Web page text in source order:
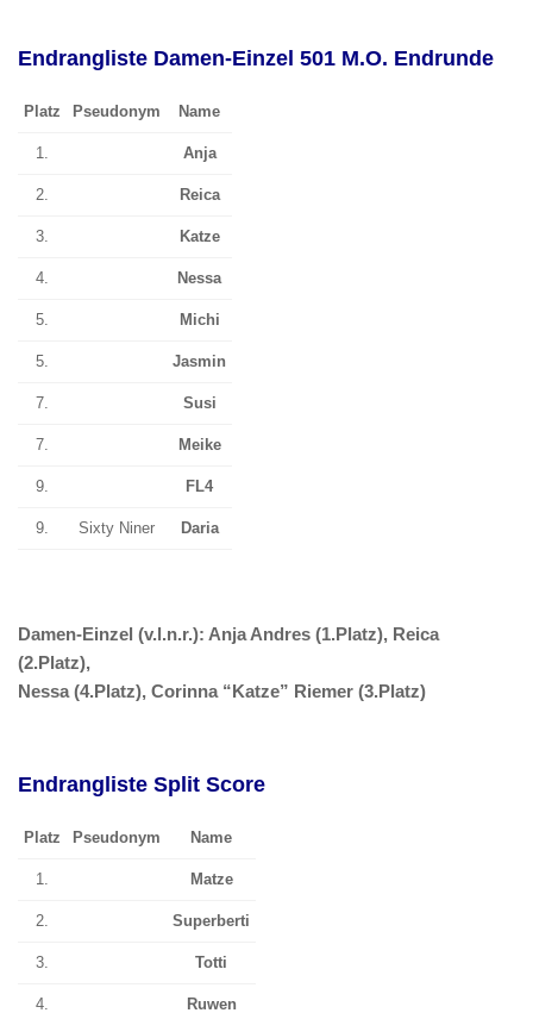
Endrangliste Damen-Einzel 501 M.O. Endrunde
Platz Pseudonym Name
1. Anja
2. Reica
3. Katze
4. Nessa
5. Michi
5. Jasmin
7. Susi
7. Meike
9. FL4
9. Sixty Niner Daria
Damen-Einzel (v.l.n.r.): Anja Andres (1.Platz), Reica
(2.Platz),
Nessa (4.Platz), Corinna “Katze” Riemer (3.Platz)
Endrangliste Split Score
Platz Pseudonym Name
1. Matze
2. Superberti
3. Totti
4. Ruwen